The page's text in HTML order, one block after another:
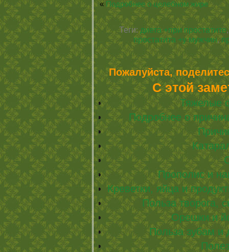
« Подробнее о целебном жире
Теги:диета +при простатите
простатита +у мужчин,
Пожалуйста,
С этой
Тяжелые
Подробнее о
Прополис и
Креветки, яйца и
Польза творога,
Орешки и
Польза зубам и